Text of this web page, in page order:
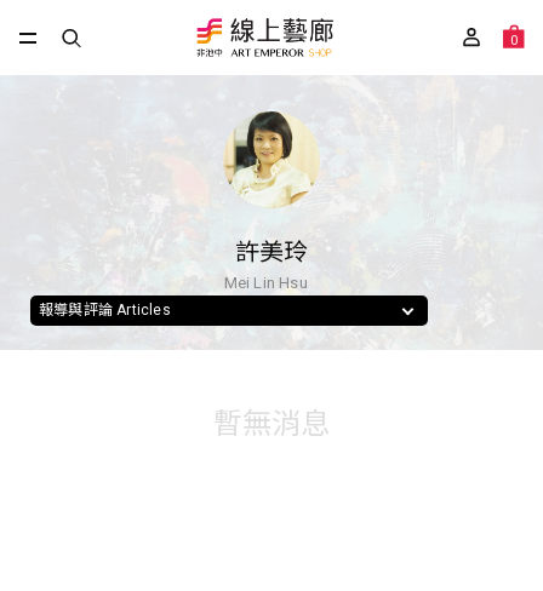
0
許美玲
Mei Lin Hsu
報導與評論 Articles
暫無消息